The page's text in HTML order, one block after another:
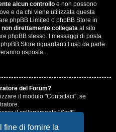
fine di fornire la
alcun controllo e non possono
e da chi viene utilizzata questa
phpBB Limited o phpBB Store in
non direttamente collegata al sito
phpBB stesso. I messaggi di posta
Store riguardanti l’uso da parte
risposta.
del Forum?
il modulo "Contattaci", se
il collegamento "Staff".